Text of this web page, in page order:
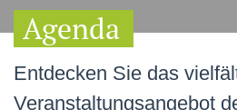
Agenda
Entdecken Sie das
Veranstaltungsangebot